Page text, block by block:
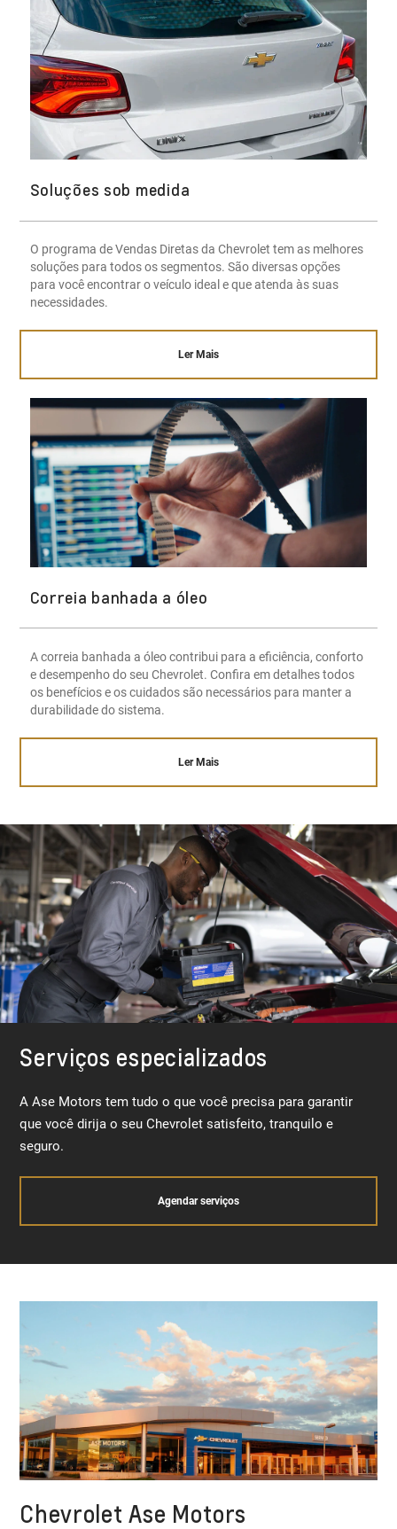
Soluções sob medida
O programa de Vendas Diretas da Chevrolet tem as melhores
soluções para todos os segmentos. São diversas opções
para você encontrar o veículo ideal e que atenda às suas
necessidades.
Ler Mais
Correia banhada a óleo
A correia banhada a óleo contribui para a eficiência, conforto
e desempenho do seu Chevrolet. Confira em detalhes todos
os benefícios e os cuidados são necessários para manter a
durabilidade do sistema.
Ler Mais
Serviços especializados
A Ase Motors tem tudo o que você precisa para garantir
que você dirija o seu Chevrolet satisfeito, tranquilo e
seguro.
Agendar serviços
Chevrolet Ase Motors